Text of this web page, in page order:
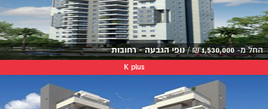
החל מ-1,530,000
₪
/נופי הגבעה - רחובות
K plus